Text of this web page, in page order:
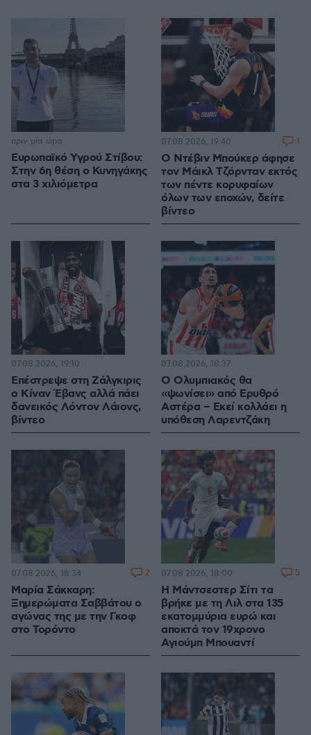
Ευρωπαϊκό Υγρού Στίβου:
Στην 6η θέση ο Κυνηγάκης
στα 3 χιλιόμετρα
πριν μία ώρα
Ο Ντέβιν Μπούκερ άφησε
τον Μάικλ Τζόρνταν εκτός
των πέντε κορυφαίων
όλων των εποχών, δείτε
βίντεο
07.08.2026, 19:40 1
Επέστρεψε στη Ζάλγκιρις
ο Κίναν Έβανς αλλά πάει
δανεικός Λόντον Λάιονς,
βίντεο
07.08.2026, 19:10
Ο Ολυμπιακός θα
«ψωνίσει» από Ερυθρό
Αστέρα – Εκεί κολλάει η
υπόθεση Λαρεντζάκη
07.08.2026, 18:37
Μαρία Σάκκαρη:
Ξημερώματα Σαββάτου ο
αγώνας της με την Γκοφ
στο Τορόντο
07.08.2026, 18:34 2
Η Μάντσεστερ Σίτι τα
βρήκε με τη Λιλ στα 135
εκατομμύρια ευρώ και
αποκτά τον 19χρονο
Αγιούμπ Μπουαντί
07.08.2026, 18:00 5